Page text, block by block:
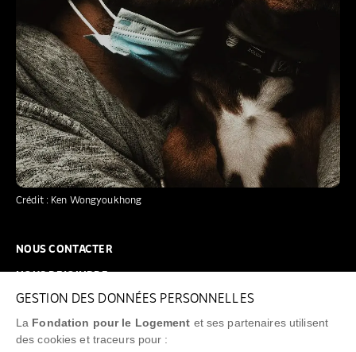
GESTION DES DONNÉES PERSONNELLES
La Fondation pour le Logement et ses partenaires utilisent
des cookies et traceurs pour :
Crédit : Ken Wongyoukhong
NOUS CONTACTER
NOUS REJOINDRE
FAQ
NEWSLETTER